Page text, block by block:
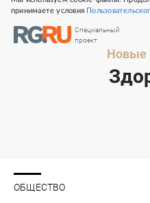
принимаете условия
Специальный
проект
Новые
ОБЩЕСТВО